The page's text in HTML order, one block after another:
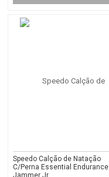
Speedo Calção de Natação
C/Perna Essential Endurance
Jammer Jr